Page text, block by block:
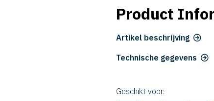
Product
Artikel beschrijving
Technische gegevens
Geschikt voor: